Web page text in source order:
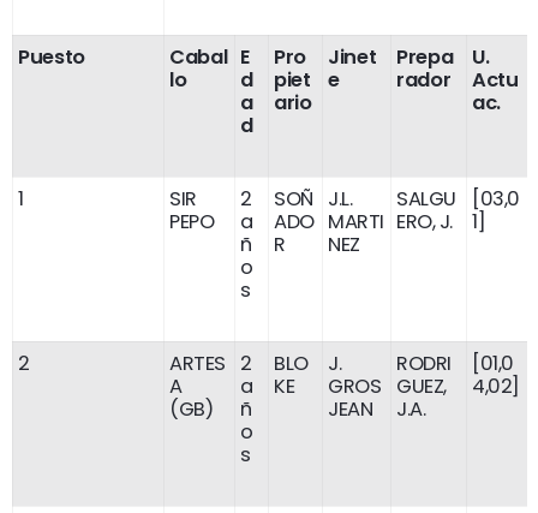
Puesto
Cabal
lo
E
d
a
d
Pro
piet
ario
Jinet
e
Prepa
rador
U.
Actu
ac.
1
SIR
PEPO
2
a
ñ
o
s
SOÑ
ADO
R
J.L.
MARTI
NEZ
SALGU
ERO, J.
[03,0
1]
2
ARTES
A
(GB)
2
a
ñ
o
s
BLO
KE
J.
GROS
JEAN
RODRI
GUEZ,
J.A.
[01,0
4,02]